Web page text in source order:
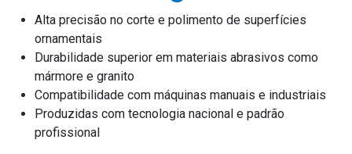
Alta precisão no corte e polimento de superfícies
ornamentais
Durabilidade superior em materiais abrasivos como
mármore e granito
Compatibilidade com máquinas manuais e industriais
Produzidas com tecnologia nacional e padrão
profissional